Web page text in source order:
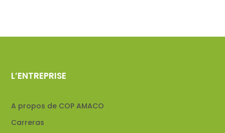
L’ENTREPRISE
A propos de COP AMACO
Carreras